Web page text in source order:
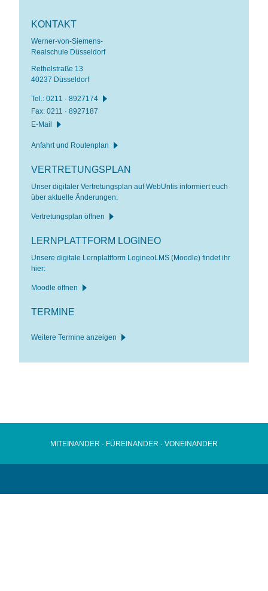
KONTAKT
Werner-von-Siemens-
Realschule Düsseldorf
Rethelstraße 13
40237 Düsseldorf
Tel.: 0211 · 8927174
Fax: 0211 · 8927187
E-Mail
Anfahrt und Routenplan
VERTRETUNGSPLAN
Unser digitaler Vertretungsplan auf WebUntis informiert euch
über aktuelle Änderungen:
Vertretungsplan öffnen
LERNPLATTFORM LOGINEO
Unsere digitale Lernplattform LogineoLMS (Moodle) findet ihr
hier:
Moodle öffnen
TERMINE
Weitere Termine anzeigen
MITEINANDER · FÜREINANDER · VONEINANDER